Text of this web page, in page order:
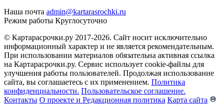
Наша почта admin@kartarasrochki.ru
Режим работы Круглосуточно
© Картарасрочки.ру 2017-2026. Сайт носит исключительно
информационный характер и не является рекомендательным.
При использовании материалов обязательна активная ссылка
на Картарасрочки.ру. Сервис использует cookie-файлы для
улучшения работы пользователей. Продолжая использование
сайта, вы соглашаетесь с их применением. Политика
конфиденциальности. Пользовательское соглашение.
Контакты О проекте и Редакционная политика Карта сайта